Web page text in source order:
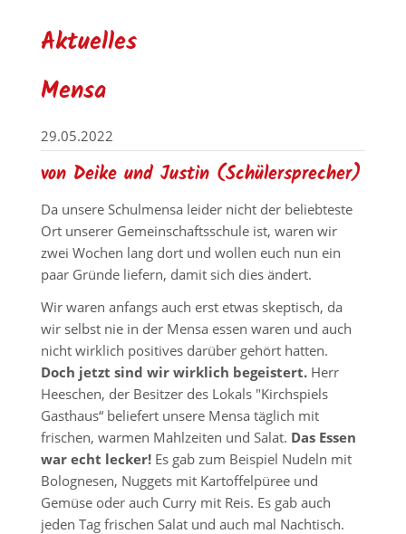
Aktuelles
Mensa
29.05.2022
von Deike und Justin (Schülersprecher)
Da unsere Schulmensa leider nicht der beliebteste
Ort unserer Gemeinschaftsschule ist, waren wir
zwei Wochen lang dort und wollen euch nun ein
paar Gründe liefern, damit sich dies ändert.
Wir waren anfangs auch erst etwas skeptisch, da
wir selbst nie in der Mensa essen waren und auch
nicht wirklich positives darüber gehört hatten.
Doch jetzt sind wir wirklich begeistert. Herr
Heeschen, der Besitzer des Lokals "Kirchspiels
Gasthaus“ beliefert unsere Mensa täglich mit
frischen, warmen Mahlzeiten und Salat. Das Essen
war echt lecker! Es gab zum Beispiel Nudeln mit
Bolognesen, Nuggets mit Kartoffelpüree und
Gemüse oder auch Curry mit Reis. Es gab auch
jeden Tag frischen Salat und auch mal Nachtisch.